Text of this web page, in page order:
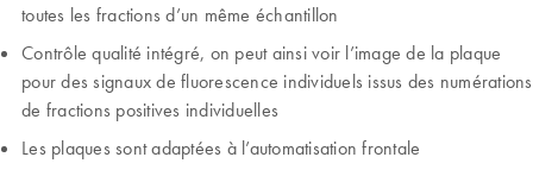
toutes les fractions d’un même échantillon
Contrôle qualité intégré, on peut ainsi voir l’image de la plaque
pour des signaux de fluorescence individuels issus des numérations
de fractions positives individuelles
Les plaques sont adaptées à l’automatisation frontale